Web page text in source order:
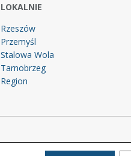
LOKALNIE
Rzeszów
Przemyśl
Stalowa Wola
Tarnobrzeg
Region